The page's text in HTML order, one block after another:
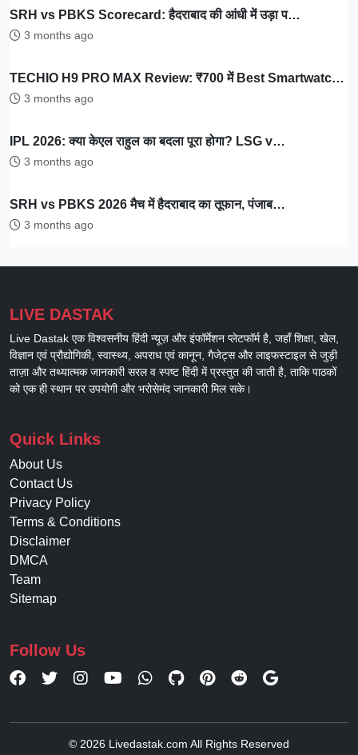
SRH vs PBKS Scorecard: हैदराबाद की आंधी में उड़ा प…
3 months ago
TECHIO H9 PRO MAX Review: ₹700 में Best Smartwatc…
3 months ago
IPL 2026: क्या केएल राहुल का बदला पूरा होगा? LSG v…
3 months ago
SRH vs PBKS 2026 मैच में हैदराबाद का तूफान, पंजाब…
3 months ago
LIVE DASTAK
Live Dastak एक विश्वसनीय हिंदी न्यूज़ और इंफॉर्मेशन प्लेटफॉर्म है, जहाँ शिक्षा, खेल,
विज्ञान एवं प्रौद्योगिकी, स्वास्थ्य, अपराध एवं कानून, गैजेट्स और लाइफस्टाइल से जुड़ी
ताज़ा और तथ्यात्मक जानकारी सरल व स्पष्ट हिंदी में प्रस्तुत की जाती है, ताकि पाठकों
को एक ही स्थान पर उपयोगी और भरोसेमंद जानकारी मिल सके।
Quick Links
About Us
Contact Us
Privacy Policy
Terms & Conditions
Disclaimer
DMCA
Team
Sitemap
Follow Us
© 2026 Livedastak.com All Rights Reserved